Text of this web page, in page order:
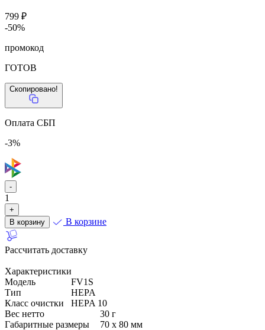
799 ₽
-50%
промокод
ГОТОВ
Скопировано!
Оплата СБП
-3%
-
1
+
В корзину
В корзине
Рассчитать доставку
Характеристики
Модель
FV1S
Тип
HEPA
Класс очистки HEPA 10
Вес нетто
30 г
Габаритные размеры
70 х 80 мм